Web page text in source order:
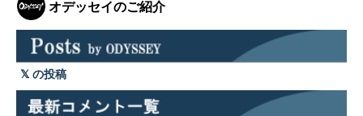
オデッセイのご紹介
の投稿